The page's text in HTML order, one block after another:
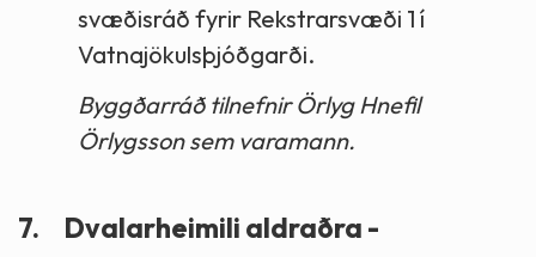
svæðisráð fyrir Rekstrarsvæði 1 í
Vatnajökulsþjóðgarði.
Byggðarráð tilnefnir Örlyg Hnefil
Örlygsson sem varamann.
7.
Dvalarheimili aldraðra -